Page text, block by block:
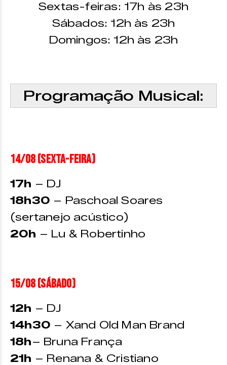
Sextas-feiras: 17h às 23h
Sábados: 12h às 23h
Domingos: 12h às 23h
Programação Musical:
14/08 (sexta-feira)
17h – DJ
18h30 – Paschoal Soares
(sertanejo acústico)
20h – Lu & Robertinho
15/08 (sábado)
12h – DJ
14h30 – Xand Old Man Brand
18h– Bruna França
21h – Renana & Cristiano